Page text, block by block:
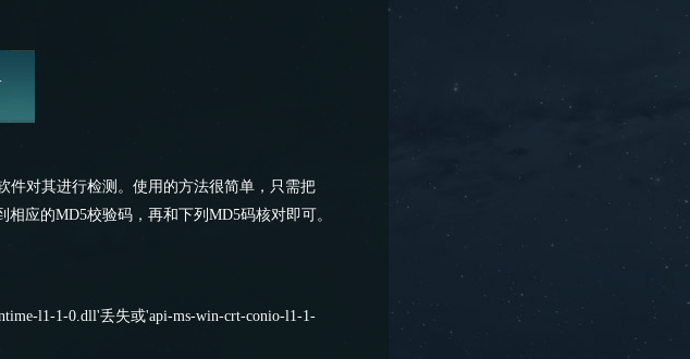
件对其进行检测。使用的方法很简单，只需把
应的MD5校验码，再和下列MD5码核对即可。
l1-1-0.dll'丢失或'api-ms-win-crt-conio-l1-1-